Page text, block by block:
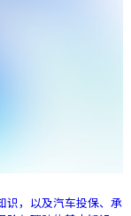
识，以及汽车投保、承